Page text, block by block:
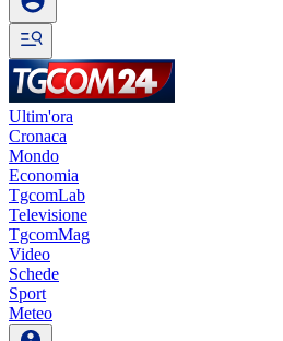
Ultim'ora
Cronaca
Mondo
Economia
TgcomLab
Televisione
TgcomMag
Video
Schede
Sport
Meteo